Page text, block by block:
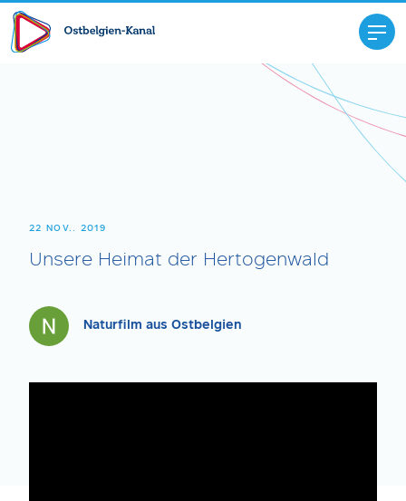
22 NOV.. 2019
Unsere Heimat der Hertogenwald
Naturfilm aus Ostbelgien